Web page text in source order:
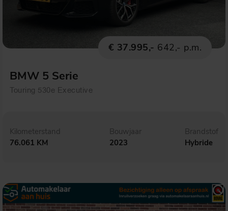
€ 37.995,- 642,- p.m.
BMW 5 Serie
Touring 530e Executive
Kilometerstand
76.061 KM
Bouwjaar
2023
Brandstof
Hybride